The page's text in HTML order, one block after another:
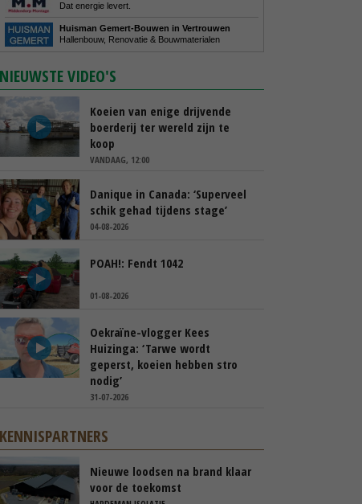
Dat energie levert.
Huisman Gemert-Bouwen in Vertrouwen
Hallenbouw, Renovatie & Bouwmaterialen
NIEUWSTE VIDEO'S
Koeien van enige drijvende
boerderij ter wereld zijn te
koop
VANDAAG, 12:00
Danique in Canada: ‘Superveel
schik gehad tijdens stage’
04-08-2026
POAH!: Fendt 1042
01-08-2026
Oekraïne-vlogger Kees
Huizinga: ‘Tarwe wordt
geperst, koeien hebben stro
nodig’
31-07-2026
KENNISPARTNERS
Nieuwe loodsen na brand klaar
voor de toekomst